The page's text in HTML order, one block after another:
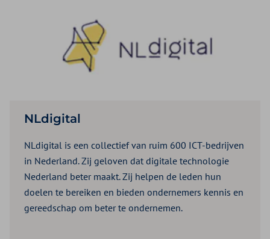
NLdigital
NLdigital is een collectief van ruim 600 ICT-bedrijven
in Nederland. Zij geloven dat digitale technologie
Nederland beter maakt. Zij helpen de leden hun
doelen te bereiken en bieden ondernemers kennis en
gereedschap om beter te ondernemen.